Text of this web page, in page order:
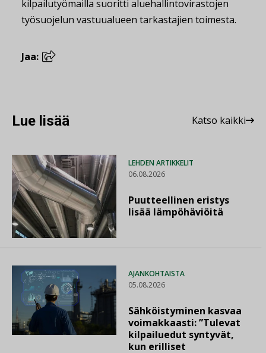
kilpailutyömailla suoritti aluehallintovirastojen
työsuojelun vastuualueen tarkastajien toimesta.
Jaa:
Lue lisää Katso kaikki
LEHDEN ARTIKKELIT
06.08.2026
Puutteellinen eristys
lisää lämpöhäviöitä
AJANKOHTAISTA
05.08.2026
Sähköistyminen kasvaa
voimakkaasti: ”Tulevat
kilpailuedut syntyvät,
kun erilliset